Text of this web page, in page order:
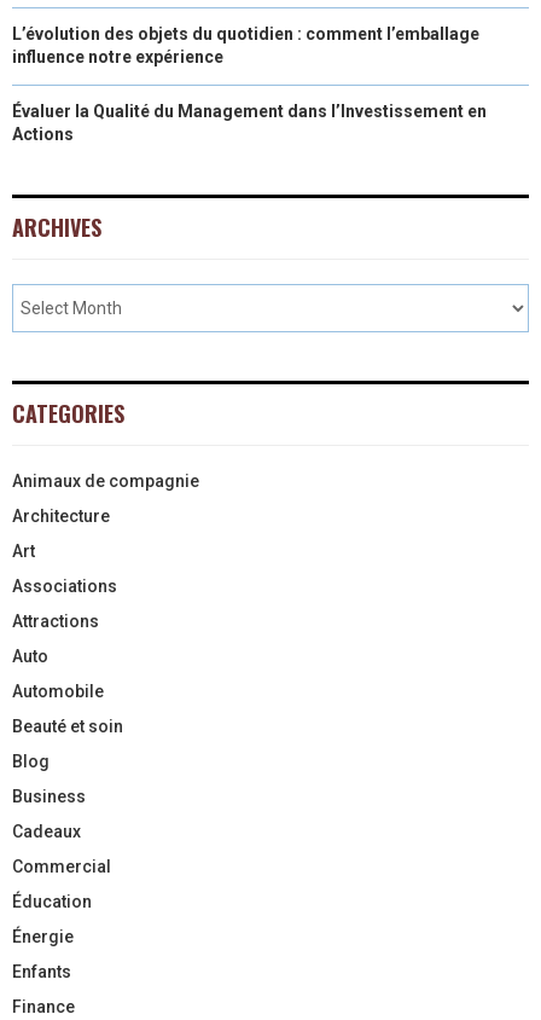
L’évolution des objets du quotidien : comment l’emballage
influence notre expérience
Évaluer la Qualité du Management dans l’Investissement en
Actions
ARCHIVES
CATEGORIES
Animaux de compagnie
Architecture
Art
Associations
Attractions
Auto
Automobile
Beauté et soin
Blog
Business
Cadeaux
Commercial
Éducation
Énergie
Enfants
Finance